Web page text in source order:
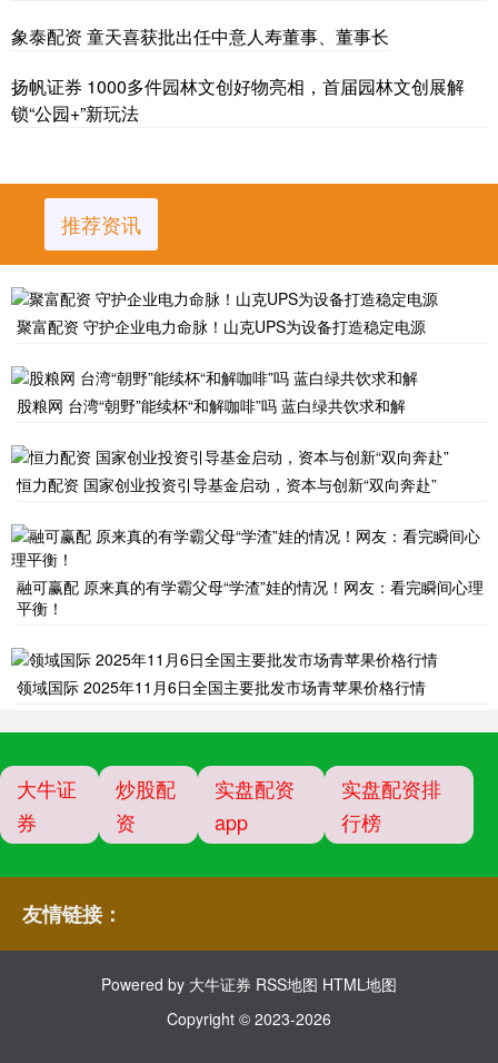
象泰配资 童天喜获批出任中意人寿董事、董事长
扬帆证券 1000多件园林文创好物亮相，首届园林文创展解
锁“公园+”新玩法
推荐资讯
聚富配资 守护企业电力命脉！山克UPS为设备打造稳定电源
股粮网 台湾“朝野”能续杯“和解咖啡”吗 蓝白绿共饮求和解
恒力配资 国家创业投资引导基金启动，资本与创新“双向奔赴”
融可赢配 原来真的有学霸父母“学渣”娃的情况！网友：看完瞬间心理
平衡！
领域国际 2025年11月6日全国主要批发市场青苹果价格行情
大牛证
券
炒股配
资
实盘配资
app
实盘配资排
行榜
友情链接：
Powered by 大牛证券 RSS地图 HTML地图
Copyright © 2023-2026